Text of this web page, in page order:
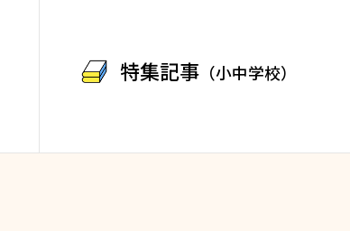
特集記事 （小中学校）